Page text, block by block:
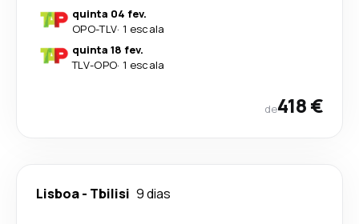
quinta 04 fev.
OPO-TLV· 1 escala
quinta 18 fev.
TLV-OPO· 1 escala
de418 €
Lisboa- Tbilisi 9 dias